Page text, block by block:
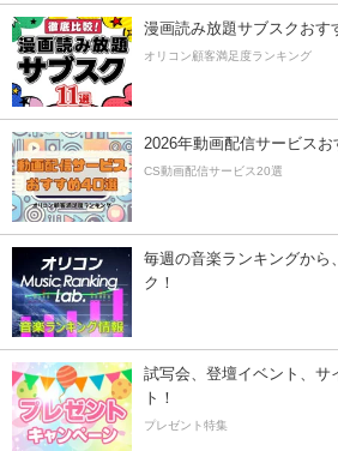
漫画読み放題サブスクおす
オリコン顧客満足度ランキング
2026年動画配信サービスお
CS動画配信サービス20選
毎週の音楽ランキングから
ク！
試写会、登壇イベント、サ
ト！
プレゼント特集